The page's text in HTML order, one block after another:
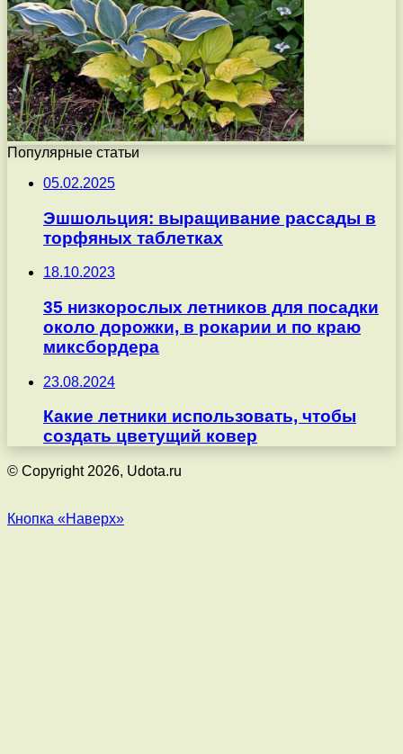
Популярные статьи
05.02.2025
Эшшольция: выращивание рассады в
торфяных таблетках
18.10.2023
35 низкорослых летников для посадки
около дорожки, в рокарии и по краю
миксбордера
23.08.2024
Какие летники использовать, чтобы
создать цветущий ковер
© Copyright 2026, Udota.ru
Кнопка «Наверх»